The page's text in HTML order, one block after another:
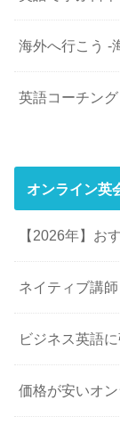
海外へ行こう -
英語コーチン
オンライン英
【2026年】お
ネイティブ講
ビジネス英語
価格が安いオ